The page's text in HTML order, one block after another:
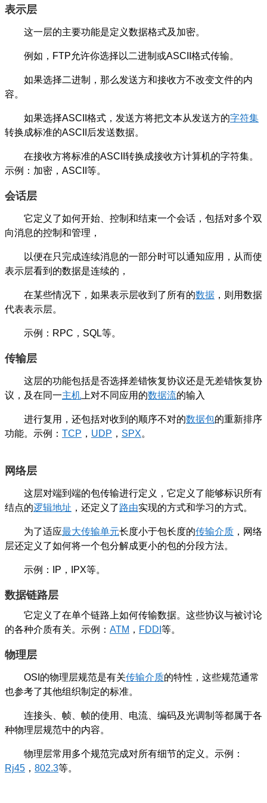
表示层
这一层的主要功能是定义数据格式及加密。
例如，FTP允许你选择以二进制或ASCII格式传输。
如果选择二进制，那么发送方和接收方不改变文件的内
容。
如果选择ASCII格式，发送方将把文本从发送方的字符集
转换成标准的ASCII后发送数据。
在接收方将标准的ASCII转换成接收方计算机的字符集。
示例：加密，ASCII等。
会话层
它定义了如何开始、控制和结束一个会话，包括对多个双
向消息的控制和管理，
以便在只完成连续消息的一部分时可以通知应用，从而使
表示层看到的数据是连续的，
在某些情况下，如果表示层收到了所有的数据 ，则用数据
代表表示层。
示例：RPC，SQL等。
传输层
这层的功能包括是否选择差错恢复协议还是无差错恢复协
议，及在同一主机 上对不同应用的数据流的输入
进行复用，还包括对收到的顺序不对的数据包的重新排序
功能。示例： TCP ， UDP ， SPX。
网络层
这层对端到端的包传输进行定义，它定义了能够标识所有
结点的逻辑地址 ，还定义了路由实现的方式和学习的方式。
为了适应最大传输单元长度小于包长度的传输介质 ，网络
层还定义了如何将一个包分解成更小的包的分段方法。
示例：IP，IPX等。
数据链路层
它定义了在单个链路上如何传输数据。这些协议与被讨论
的各种介质有关。示例： ATM ， FDDI 等。
物理层
OSI的物理层规范是有关传输介质的特性，这些规范通常
也参考了其他组织制定的标准。
连接头、帧、帧的使用、电流、编码及光调制等都属于各
种物理层规范中的内容。
物理层常用多个规范完成对所有细节的定义。示例：
Rj45 ， 802.3等。